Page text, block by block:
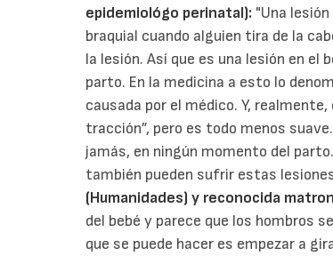
epidemiológo perinatal): "Una
braquial cuando alguien tira de la
la lesión. Así que es una lesión en el
parto. En la medicina a esto lo
causada por el médico. Y,
tracción”, pero es todo menos
jamás, en ningún momento del
también pueden sufrir estas
(Humanidades) y reconocida
del bebé y parece que los hombros
que se puede hacer es empezar a